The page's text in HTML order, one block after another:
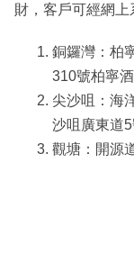
財，客戶可經網上
銅鑼灣：柏
310號柏寧
尖沙咀：海
沙咀廣東道5
觀塘：開源